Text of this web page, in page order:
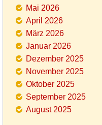
Mai 2026
April 2026
März 2026
Januar 2026
Dezember 2025
November 2025
Oktober 2025
September 2025
August 2025